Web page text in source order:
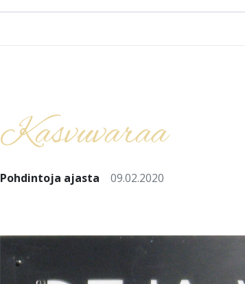
Kasvuvaraa
Pohdintoja ajasta 09.02.2020